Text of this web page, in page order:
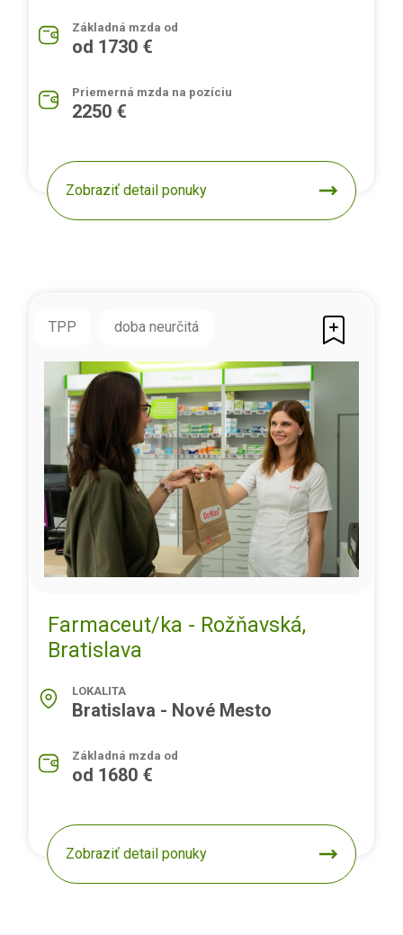
Základná mzda od
od 1730 €
Priemerná mzda na pozíciu
2250 €
Zobraziť detail ponuky
TPP doba neurčitá
Farmaceut/ka - Rožňavská,
Bratislava
LOKALITA
Bratislava - Nové Mesto
Základná mzda od
od 1680 €
Zobraziť detail ponuky